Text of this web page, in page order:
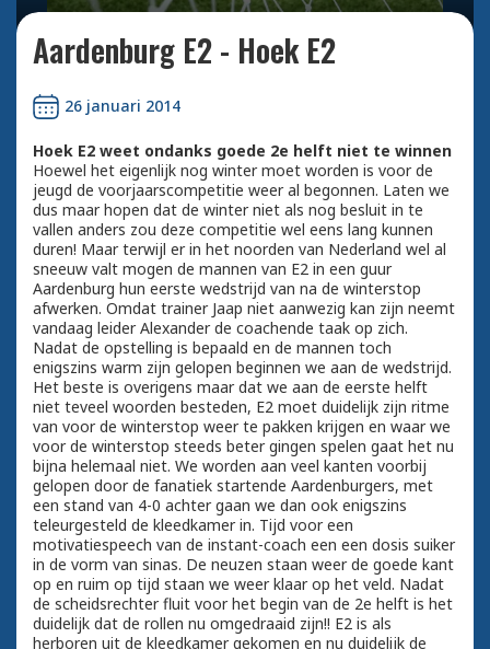
Aardenburg E2 - Hoek E2
26 januari 2014
Hoek E2 weet ondanks goede 2e helft niet te winnen
Hoewel het eigenlijk nog winter moet worden is voor de
jeugd de voorjaarscompetitie weer al begonnen. Laten we
dus maar hopen dat de winter niet als nog besluit in te
vallen anders zou deze competitie wel eens lang kunnen
duren! Maar terwijl er in het noorden van Nederland wel al
sneeuw valt mogen de mannen van E2 in een guur
Aardenburg hun eerste wedstrijd van na de winterstop
afwerken. Omdat trainer Jaap niet aanwezig kan zijn neemt
vandaag leider Alexander de coachende taak op zich.
Nadat de opstelling is bepaald en de mannen toch
enigszins warm zijn gelopen beginnen we aan de wedstrijd.
Het beste is overigens maar dat we aan de eerste helft
niet teveel woorden besteden, E2 moet duidelijk zijn ritme
van voor de winterstop weer te pakken krijgen en waar we
voor de winterstop steeds beter gingen spelen gaat het nu
bijna helemaal niet. We worden aan veel kanten voorbij
gelopen door de fanatiek startende Aardenburgers, met
een stand van 4-0 achter gaan we dan ook enigszins
teleurgesteld de kleedkamer in. Tijd voor een
motivatiespeech van de instant-coach een een dosis suiker
in de vorm van sinas. De neuzen staan weer de goede kant
op en ruim op tijd staan we weer klaar op het veld. Nadat
de scheidsrechter fluit voor het begin van de 2e helft is het
duidelijk dat de rollen nu omgedraaid zijn!! E2 is als
herboren uit de kleedkamer gekomen en nu duidelijk de